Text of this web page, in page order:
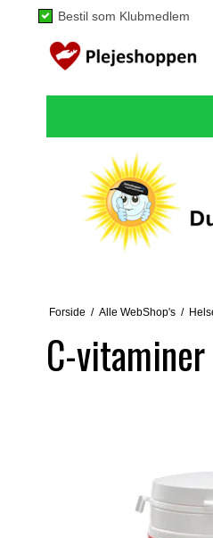
Bestil som Klubmedlem
Forside / Alle WebShop's /
C-